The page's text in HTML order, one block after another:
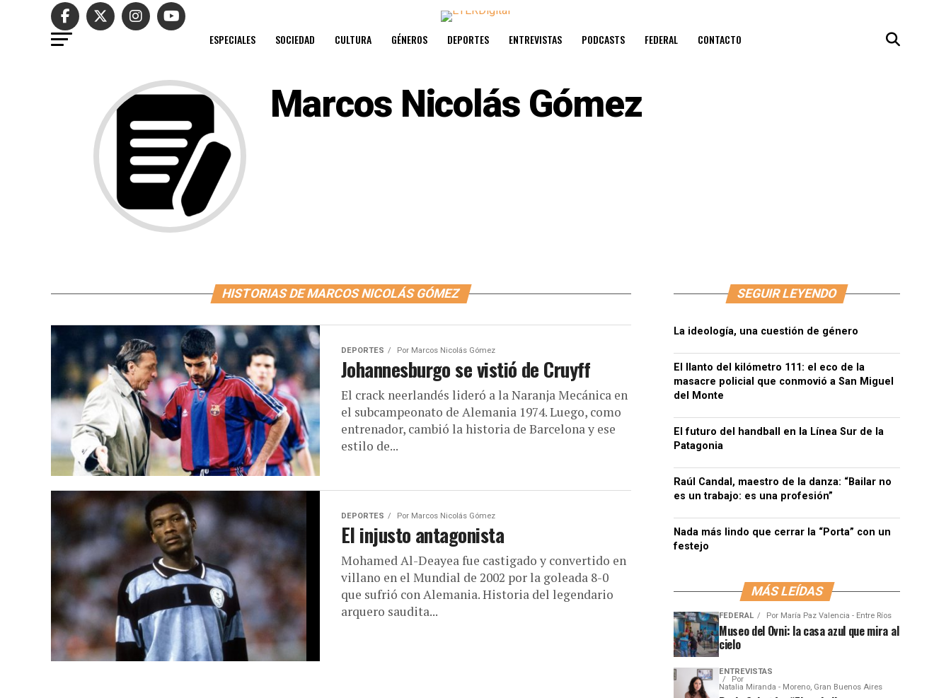
ESPECIALES SOCIEDAD CULTURA GÉNEROS DEPORTES ENTREVISTAS PODCASTS FEDERAL CONTACTO
Marcos Nicolás Gómez
HISTORIAS DE MARCOS NICOLÁS GÓMEZ
DEPORTES Por Marcos Nicolás Gómez
Johannesburgo se vistió de Cruyff
El crack neerlandés lideró a la Naranja Mecánica en
el subcampeonato de Alemania 1974. Luego, como
entrenador, cambió la historia de Barcelona y ese
estilo de...
DEPORTES Por Marcos Nicolás Gómez
El injusto antagonista
Mohamed Al-Deayea fue castigado y convertido en
villano en el Mundial de 2002 por la goleada 8-0
que sufrió con Alemania. Historia del legendario
arquero saudita...
SEGUIR LEYENDO
La ideología, una cuestión de género
El llanto del kilómetro 111: el eco de la
masacre policial que conmovió a San Miguel
del Monte
El futuro del handball en la Línea Sur de la
Patagonia
Raúl Candal, maestro de la danza: “Bailar no
es un trabajo: es una profesión”
Nada más lindo que cerrar la “Porta” con un
festejo
MÁS LEÍDAS
FEDERAL Por María Paz Valencia - Entre Ríos
Museo del Ovni: la casa azul que mira al
cielo
ENTREVISTAS
Por
Natalia Miranda - Moreno, Gran Buenos Aires